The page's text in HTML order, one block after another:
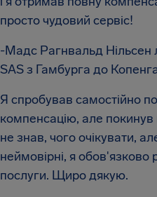
просто чудовий сервіс!
-Мадс Рагнвальд Нільсен
SAS з Гамбурга до
Я спробував самостійно
компенсацію, але покинув
не знав, чого очікувати,
неймовірні, я
послуги. Щиро дякую.